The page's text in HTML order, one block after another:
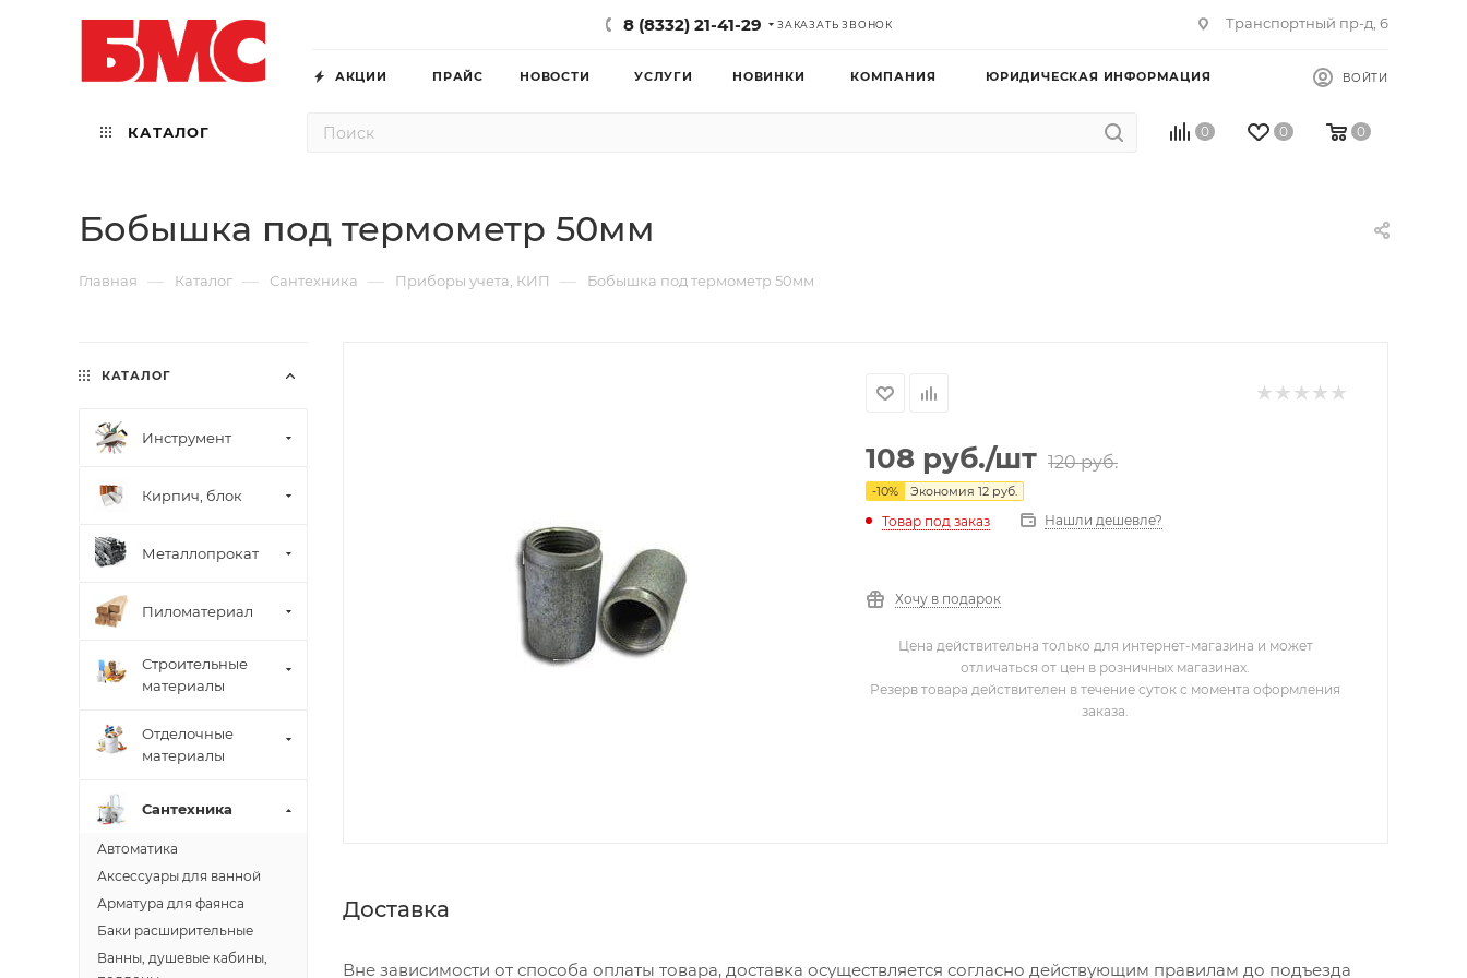
8 (8332) 21-41-29 ЗАКАЗАТЬ ЗВОНОК Транспортный пр-д, 6
АКЦИИ ПРАЙС НОВОСТИ УСЛУГИ НОВИНКИ КОМПАНИЯ ЮРИДИЧЕСКАЯ ИНФОРМАЦИЯ ВОЙТИ
КАТАЛОГ 0 0 0
Бобышка под термометр 50мм
Главная — Каталог — Сантехника — Приборы учета, КИП — Бобышка под термометр 50мм
108 руб./шт 120руб.
-10% Экономия 12 руб.
Товар под заказ Нашли дешевле?
Хочу в подарок
Цена действительна только для интернет-магазина и может
отличаться от цен в розничных магазинах.
Резерв товара действителен в течение суток с момента оформления
заказа.
Доставка
Вне зависимости от способа оплаты товара, доставка осуществляется согласно действующим правилам до подъезда
КАТАЛОГ
Инструмент
Кирпич, блок
Металлопрокат
Пиломатериал
Строительные
материалы
Отделочные
материалы
Сантехника
Автоматика
Аксессуары для ванной
Арматура для фаянса
Баки расширительные
Ванны, душевые кабины,